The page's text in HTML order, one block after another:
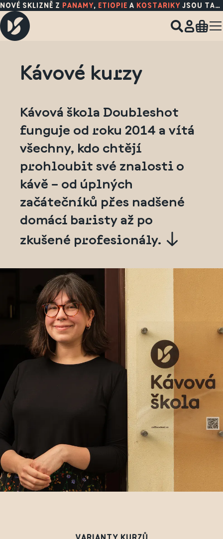
MÁME SKLADEMNOVÉ KŠILTOVKY
Kávové kurzy
Kávová škola Doubleshot
funguje od roku 2014 a vítá
všechny, kdo chtějí
prohloubit své znalosti o
kávě – od úplných
začátečníků přes nadšené
domácí baristy až po
zkušené profesionály.